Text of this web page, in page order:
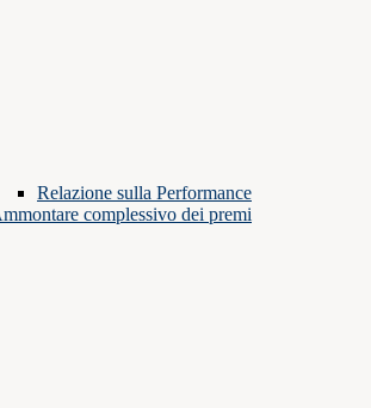
Relazione sulla Performance
complessivo dei premi